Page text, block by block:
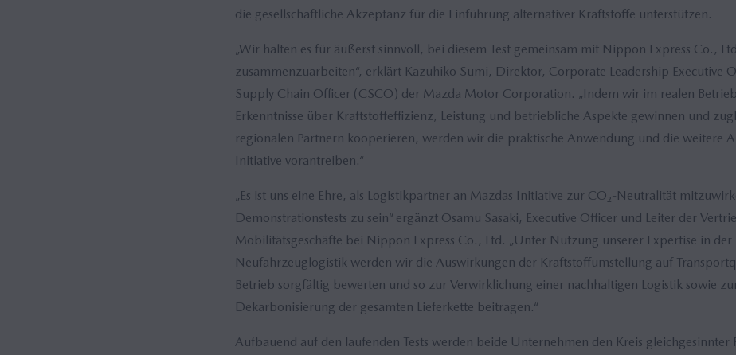
die gesellschaftliche Akzeptanz für die Einführung alternativer Kraftstoffe unterstützen.
„Wir halten es für äußerst sinnvoll, bei diesem Test gemeinsam mit Nippon Express Co.,
zusammenzuarbeiten“, erklärt Kazuhiko Sumi, Direktor, Corporate Leadership Executive
Supply Chain Officer (CSCO) der Mazda Motor Corporation. „Indem wir im realen
Erkenntnisse über Kraftstoffeffizienz, Leistung und betriebliche Aspekte gewinnen und
regionalen Partnern kooperieren, werden wir die praktische Anwendung und die weitere
Initiative vorantreiben.“
„Es ist uns eine Ehre, als Logistikpartner an Mazdas Initiative zur CO₂-Neutralität
Demonstrationstests zu sein“ ergänzt Osamu Sasaki, Executive Officer und Leiter der
Mobilitätsgeschäfte bei Nippon Express Co., Ltd. „Unter Nutzung unserer Expertise in der
Neufahrzeuglogistik werden wir die Auswirkungen der Kraftstoffumstellung auf
Betrieb sorgfältig bewerten und so zur Verwirklichung einer nachhaltigen Logistik sowie
Dekarbonisierung der gesamten Lieferkette beitragen.“
Aufbauend auf den laufenden Tests werden beide Unternehmen den Kreis gleichgesinnter